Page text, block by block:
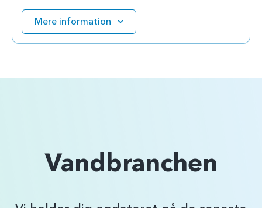
Mere information
Vandbranchen